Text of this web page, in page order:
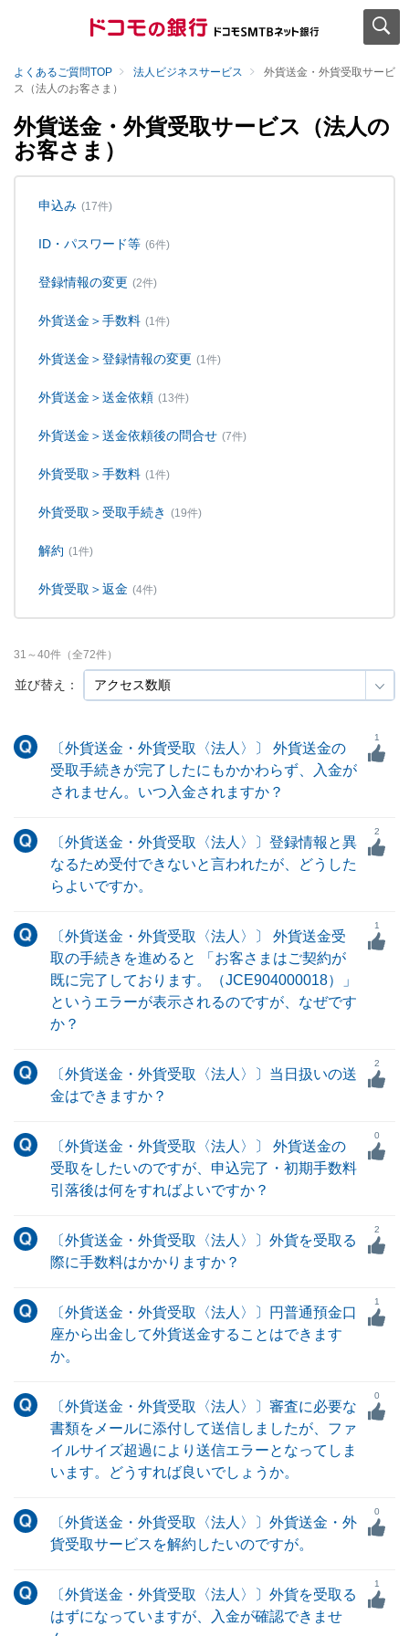
よくあるご質問TOP 法人ビジネスサービス
外貨送金・外貨受取サービ
ス（法人のお客さま）
外貨送金・外貨受取サービス（法人の
お客さま）
申込み (17件)
ID・パスワード等 (6件)
登録情報の変更 (2件)
外貨送金＞手数料 (1件)
外貨送金＞登録情報の変更 (1件)
外貨送金＞送金依頼 (13件)
外貨送金＞送金依頼後の問合せ (7件)
外貨受取＞手数料 (1件)
外貨受取＞受取手続き (19件)
解約 (1件)
外貨受取＞返金 (4件)
並び替え：
31 ～40件（全72件）
〔外貨送金・外貨受取〈法人〉〕 外貨送金の
受取手続きが完了したにもかかわらず、入金が
されません。いつ入金されますか？
1
〔外貨送金・外貨受取〈法人〉〕登録情報と異
なるため受付できないと言われたが、どうした
らよいですか。
2
〔外貨送金・外貨受取〈法人〉〕 外貨送金受
取の手続きを進めると 「お客さまはご契約が
既に完了しております。（JCE904000018）」
というエラーが表示されるのですが、なぜです
か？
1
〔外貨送金・外貨受取〈法人〉〕当日扱いの送
金はできますか？
2
〔外貨送金・外貨受取〈法人〉〕 外貨送金の
受取をしたいのですが、申込完了・初期手数料
引落後は何をすればよいですか？
0
〔外貨送金・外貨受取〈法人〉〕外貨を受取る
際に手数料はかかりますか？
2
〔外貨送金・外貨受取〈法人〉〕円普通預金口
座から出金して外貨送金することはできます
か。
1
〔外貨送金・外貨受取〈法人〉〕審査に必要な
書類をメールに添付して送信しましたが、ファ
イルサイズ超過により送信エラーとなってしま
います。どうすれば良いでしょうか。
0
〔外貨送金・外貨受取〈法人〉〕外貨送金・外
貨受取サービスを解約したいのですが。
0
〔外貨送金・外貨受取〈法人〉〕外貨を受取る
はずになっていますが、入金が確認できませ
1